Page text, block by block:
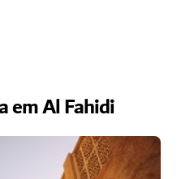
em Al Fahidi